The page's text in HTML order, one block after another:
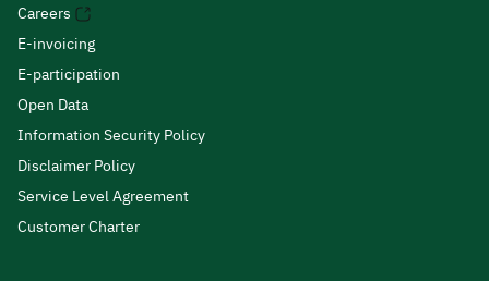
Careers
E-invoicing
E-participation
Open Data
Information Security Policy
Disclaimer Policy
Service Level Agreement
Customer Charter